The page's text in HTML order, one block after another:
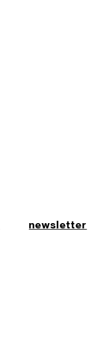
newsletter